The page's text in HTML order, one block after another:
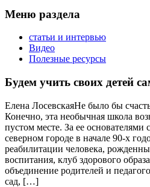
Меню раздела
статьи и интервью
Видео
Полезные ресурсы
Будем учить своих детей
Елена ЛосевскаяНе было бы
Конечно, эта необычная школа
пустом месте. За ее основателями
северном городе в начале 90-х
реабилитации человека,
воспитания, клуб здорового
объединение родителей и
сад, […]